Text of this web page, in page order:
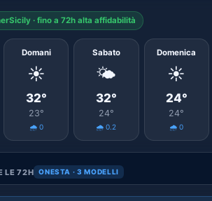
· fino a 72h alta affidabilità
Domani
☀️
32°
23°
🌧️ 0
Sabato
🌤️
32°
24°
🌧️ 0.2
Domenica
☀️
24°
24°
🌧️ 0
LE 72H ONESTA · 3 MODELLI